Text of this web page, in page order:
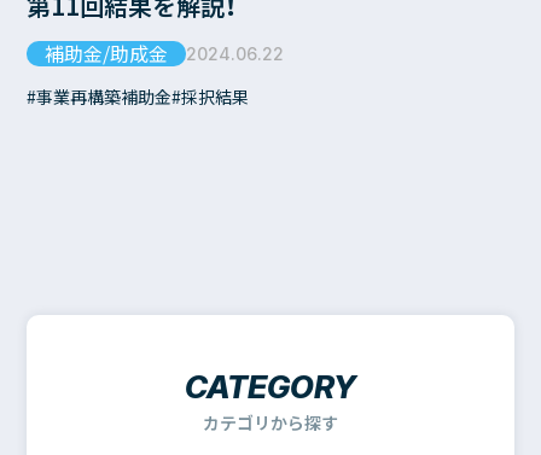
補助金/助成金 2024.06.22
事業再構築補助金 採択結果
CATEGORY
カテゴリから探す